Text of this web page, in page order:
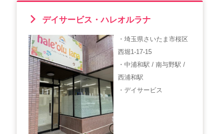
デイサービス・ハレオルラナ
・埼玉県さいたま市桜区
西堀1-17-15
・中浦和駅 / 南与野駅 /
西浦和駅
・デイサービス